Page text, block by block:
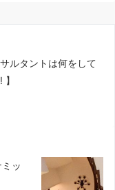
ルタントは何をして
ッ